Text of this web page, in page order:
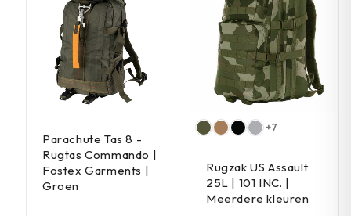
Parachute Tas 8 -
Rugtas Commando |
Fostex Garments |
Groen
+7
Rugzak US Assault
25L | 101 INC. |
Meerdere kleuren